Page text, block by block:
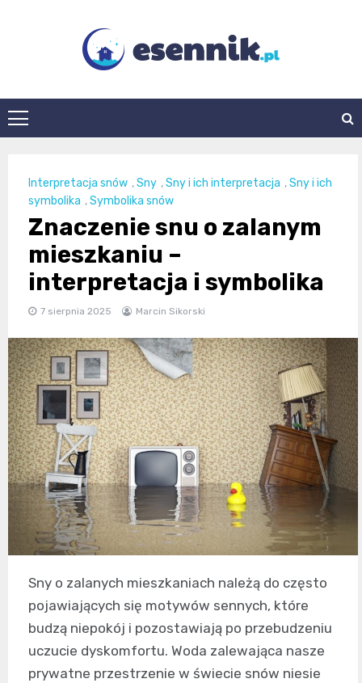
esennik.pl
Interpretacja snów ,Sny ,Sny i ich interpretacja ,Sny i ich
symbolika ,Symbolika snów
Znaczenie snu o zalanym
mieszkaniu –
interpretacja i symbolika
7 sierpnia 2025 Marcin Sikorski
Sny o zalanych mieszkaniach należą do często
pojawiających się motywów sennych, które
budzą niepokój i pozostawiają po przebudzeniu
uczucie dyskomfortu. Woda zalewająca nasze
prywatne przestrzenie w świecie snów niesie